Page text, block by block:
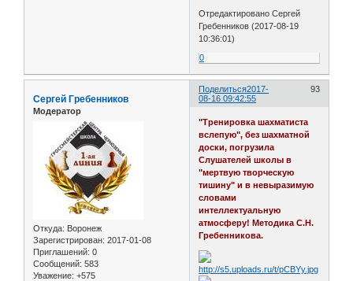
Отредактировано Сергей
Гребенников (2017-08-19
10:36:01)
0
Поделиться 93
2017-
08-16 09:42:55
Сергей Гребенников
Модератор
Откуда: Воронеж
Зарегистрирован: 2017-01-08
Приглашений: 0
Сообщений: 583
Уважение: +575
"Тренировка шахматиста
вслепую", без шахматной
доски, погрузила
Слушателей школы в
"мертвую творческую
тишину" и в невыразимую
словами
интеллектуальную
атмосферу! Методика С.Н.
Гребенникова.